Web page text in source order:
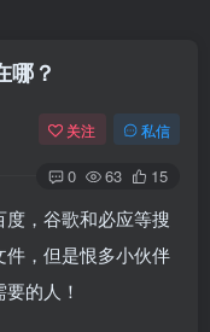
哪？
关注 私信
0 63 15
，谷歌和必应等搜
，但是恨多小伙伴
的人！